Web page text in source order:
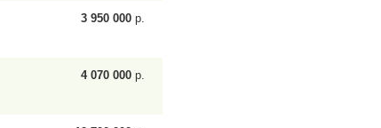
3 950 000 р.
4 070 000 р.